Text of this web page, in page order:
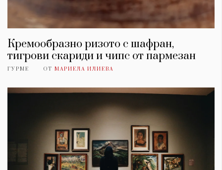
Кремообразно ризото с шафран,
тигрови скариди и чипс от пармезан
ГУРМЕ ОТ МАРИЕЛА ИЛИЕВА